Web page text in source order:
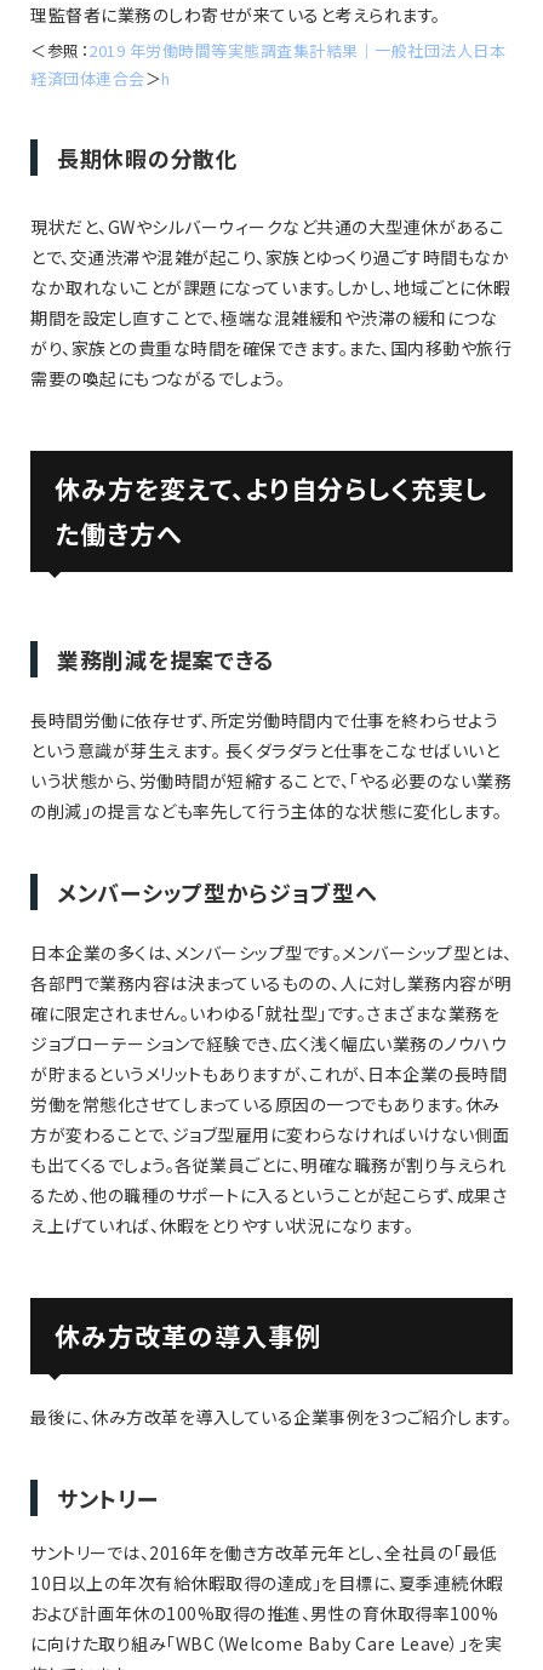
理監督者に業務のしわ寄せが来ていると考えられます。
＜参照：2019 年労働時間等実態調査集計結果｜一般社団法人日本
経済団体連合会＞h
長期休暇の分散化
現状だと、GWやシルバーウィークなど共通の大型連休があるこ
とで、交通渋滞や混雑が起こり、家族とゆっくり過ごす時間もなか
なか取れないことが課題になっています。しかし、地域ごとに休暇
期間を設定し直すことで、極端な混雑緩和や渋滞の緩和につな
がり、家族との貴重な時間を確保できます。また、国内移動や旅行
需要の喚起にもつながるでしょう。
休み方を変えて、より自分らしく充実し
た働き方へ
業務削減を提案できる
長時間労働に依存せず、所定労働時間内で仕事を終わらせよう
という意識が芽生えます。 長くダラダラと仕事をこなせばいいと
いう状態から、労働時間が短縮することで、「やる必要のない業務
の削減」の提言なども率先して行う主体的な状態に変化します。
メンバーシップ型からジョブ型へ
日本企業の多くは、メンバーシップ型です。メンバーシップ型とは、
各部門で業務内容は決まっているものの、人に対し業務内容が明
確に限定されません。いわゆる「就社型」です。さまざまな業務を
ジョブローテーションで経験でき、広く浅く幅広い業務のノウハウ
が貯まるというメリットもありますが、これが、日本企業の長時間
労働を常態化させてしまっている原因の一つでもあります。休み
方が変わることで、ジョブ型雇用に変わらなければいけない側面
も出てくるでしょう。各従業員ごとに、明確な職務が割り与えられ
るため、他の職種のサポートに入るということが起こらず、成果さ
え上げていれば、休暇をとりやすい状況になります。
休み方改革の導入事例
最後に、休み方改革を導入している企業事例を3つご紹介します。
サントリー
サントリーでは、2016年を働き方改革元年とし、全社員の「最低
10日以上の年次有給休暇取得の達成」を目標に、夏季連続休暇
および計画年休の100%取得の推進、男性の育休取得率100%
に向けた取り組み「WBC（Welcome Baby Care Leave）」を実